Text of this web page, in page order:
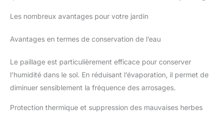
Les nombreux avantages pour votre jardin
Avantages en termes de conservation de l’eau
Le paillage est particulièrement efficace pour conserver
l’humidité dans le sol. En réduisant l’évaporation, il permet de
diminuer sensiblement la fréquence des arrosages.
Protection thermique et suppression des mauvaises herbes